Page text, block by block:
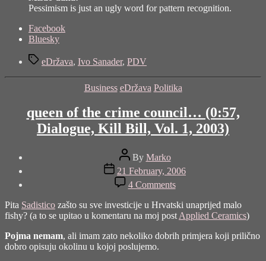
Pessimism is just an ugly word for pattern recognition.
Share
for
land…
Justified
1992)"
Facebook
Bluesky
TagseDržava, Ivo Sanader, PDV
Categories
Business eDržava Politika
queen of the crime council… (0:57,
Dialogue, Kill Bill, Vol. 1, 2003)
Post
author
By Marko
Post
date
21 February, 2006
4 Commentson
queen
of
the
crime
council…
Pita Sadistico zašto su sve investicije u Hrvatski unaprijed malo
fishy? (a to se upitao u komentaru na moj post Applied Ceramics)
Pojma nemam, ali imam zato nekoliko dobrih primjera koji prilično
dobro opisuju okolinu u kojoj poslujemo.